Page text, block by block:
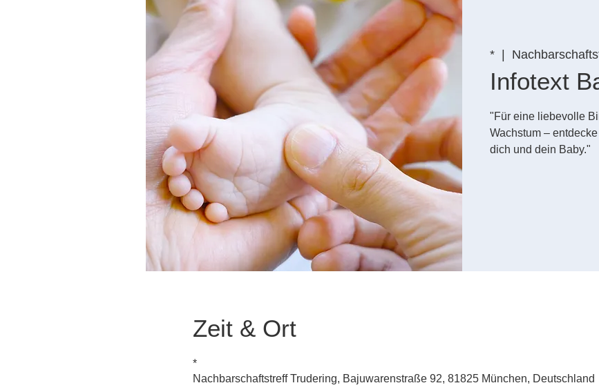
*
  |
Infotext
"Für eine liebevolle
Wachstum –
dich und dein Baby."
Zeit & Ort
*
Nachbarschaftstreff Trudering, Bajuwarenstraße 92, 81825 München, Deutschland